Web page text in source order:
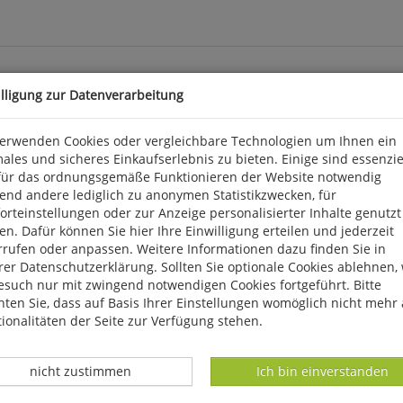
die Stirn bot. In diesem Werk werden jedoch bisher
David Kertzer kommt nämlich einem unheilvollen Pakt
zum Gegenstand hatte. Zu spät erkannte der Papst,
Theiss.
info@panorama-verlag.de
zur Datenverarbeitung
Cookies oder vergleichbare Technologien um Ihnen ein
und sicheres Einkaufserlebnis zu bieten. Einige sind
das ordnungsgemäße Funktionieren der Website notwendig
andere lediglich zu anonymen Statistikzwecken, für
oder zur Anzeige personalisierter Inhalte genutzt
Dafür können Sie hier Ihre Einwilligung erteilen und jederzeit
oder anpassen. Weitere Informationen dazu finden Sie in
Datenschutzerklärung. Sollten Sie optionale Cookies ablehnen,
nur mit zwingend notwendigen Cookies fortgeführt. Bitte
Sie, dass auf Basis Ihrer Einstellungen womöglich nicht mehr
der Seite zur Verfügung stehen.
Datenverarbeitung -
Ich bin einverstanden
Datenverarbeitung -
nicht zustimmen